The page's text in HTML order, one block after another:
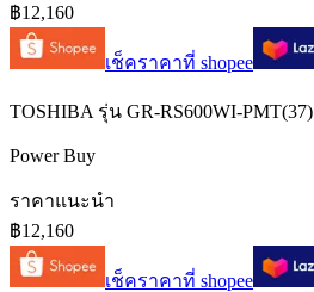
฿12,160
เช็คราคาที่ shopee
TOSHIBA รุ่น GR-RS600WI-PMT(37)
Power Buy
ราคาแนะนำ
฿12,160
เช็คราคาที่ shopee